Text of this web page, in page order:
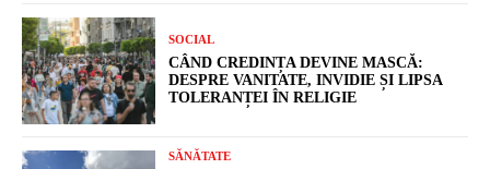
SOCIAL
CÂND CREDINȚA DEVINE MASCĂ:
DESPRE VANITATE, INVIDIE ȘI LIPSA
TOLERANȚEI ÎN RELIGIE
SĂNĂTATE